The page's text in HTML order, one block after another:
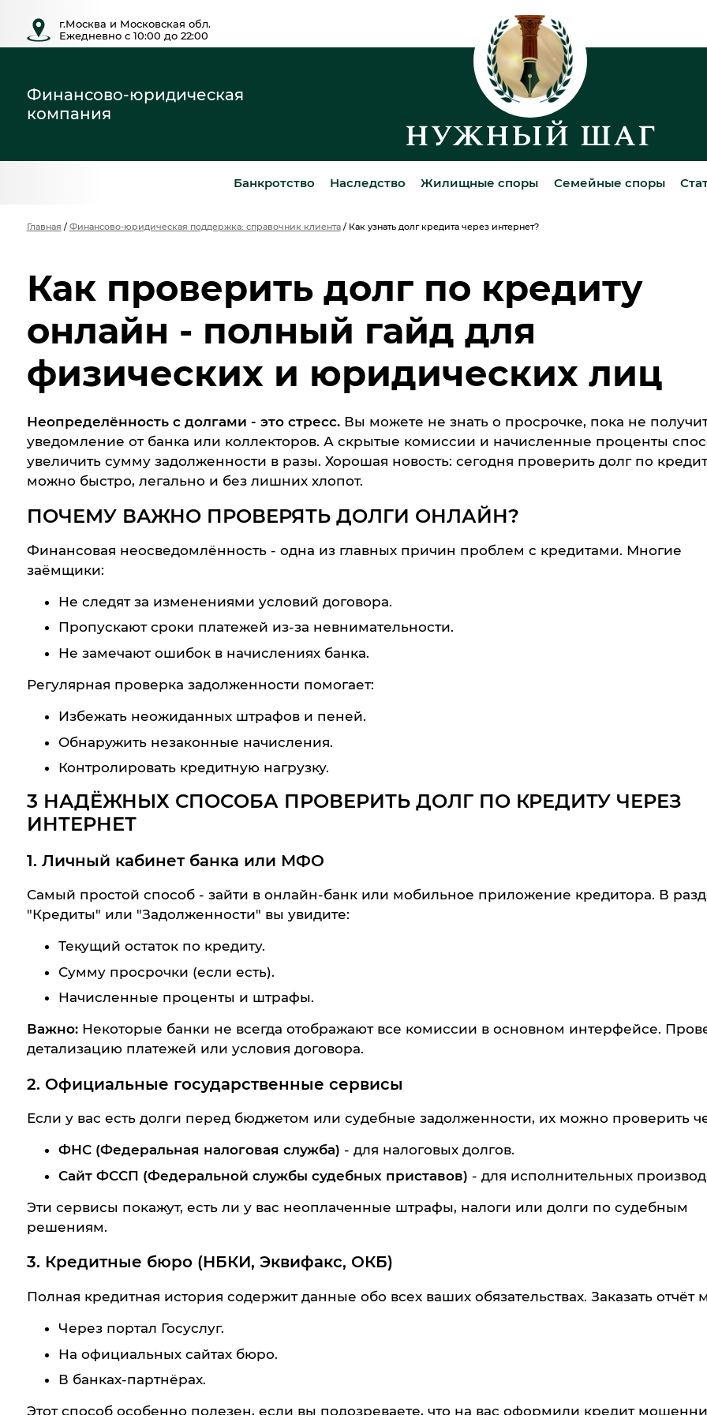
г.Москва и Московская обл.
Ежедневно с 10:00 до 22:00
Финансово-юридическая
компания
Банкротство Наследство Жилищные споры Семейные споры
Главная / Финансово-юридическая поддержка: справочник клиента/ Как узнать долг кредита через интернет?
Как проверить долг по кредиту
онлайн - полный гайд для
физических и юридических лиц
Неопределённость с долгами - это стресс.Вы можете не знать о просрочке, пока не
уведомление от банка или коллекторов. А скрытые комиссии и начисленные проценты
увеличить сумму задолженности в разы. Хорошая новость: сегодня проверить долг по
можно быстро, легально и без лишних хлопот.
ПОЧЕМУ ВАЖНО ПРОВЕРЯТЬ ДОЛГИ ОНЛАЙН?
Финансовая неосведомлённость - одна из главных причин проблем с кредитами. Многие
заёмщики:
Не следят за изменениями условий договора.
Пропускают сроки платежей из-за невнимательности.
Не замечают ошибок в начислениях банка.
Регулярная проверка задолженности помогает:
Избежать неожиданных штрафов и пеней.
Обнаружить незаконные начисления.
Контролировать кредитную нагрузку.
3 НАДЁЖНЫХ СПОСОБА ПРОВЕРИТЬ ДОЛГ ПО КРЕДИТУ ЧЕРЕЗ
ИНТЕРНЕТ
1. Личный кабинет банка или МФО
Самый простой способ - зайти в онлайн-банк или мобильное приложение кредитора. В
"Кредиты" или "Задолженности" вы увидите:
Текущий остаток по кредиту.
Сумму просрочки (если есть).
Начисленные проценты и штрафы.
Важно:Некоторые банки не всегда отображают все комиссии в основном интерфейсе.
детализацию платежей или условия договора.
2. Официальные государственные сервисы
Если у вас есть долги перед бюджетом или судебные задолженности, их можно проверить
ФНС (Федеральная налоговая служба) - для налоговых долгов.
Сайт ФССП (Федеральной службы судебных приставов) - для исполнительных
Эти сервисы покажут, есть ли у вас неоплаченные штрафы, налоги или долги по судебным
решениям.
3. Кредитные бюро (НБКИ, Эквифакс, ОКБ)
Полная кредитная история содержит данные обо всех ваших обязательствах. Заказать отчёт
Через портал Госуслуг.
На официальных сайтах бюро.
В банках-партнёрах.
Этот способ особенно полезен, если вы подозреваете, что на вас оформили кредит